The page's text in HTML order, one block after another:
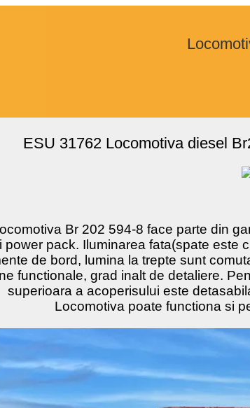
ESU 31762 Locomotiva diesel
Br 202 594-8 face parte din
pack. Iluminarea fata(spate este
de bord, lumina la trepte sunt
functionale, grad inalt de detaliere.
superioara a acoperisului este
Locomotiva poate functiona si